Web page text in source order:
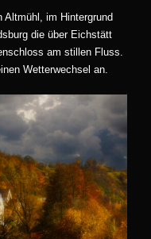
Altmühl, im Hintergrund
die über Eichstätt
am stillen Fluss.
Wetterwechsel an.